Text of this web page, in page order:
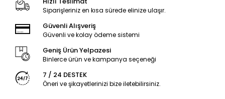
Siparişleriniz en kısa sürede elinize ulaşır.
Güvenli Alışveriş
Güvenli ve kolay ödeme sistemi
Geniş Ürün Yelpazesi
Binlerce ürün ve kampanya seçeneği
7 / 24 DESTEK
Öneri ve şikayetlerinizi bize iletebilirsiniz.